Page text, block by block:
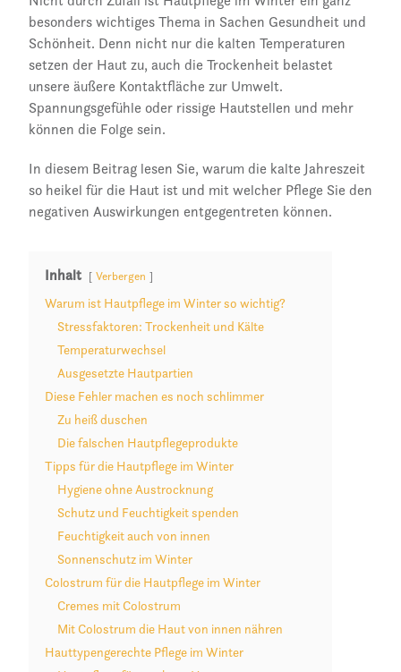
besonders wichtiges Thema in Sachen Gesundheit und
Schönheit. Denn nicht nur die kalten Temperaturen
setzen der Haut zu, auch die Trockenheit belastet
unsere äußere Kontaktfläche zur Umwelt.
Spannungsgefühle oder rissige Hautstellen und mehr
können die Folge sein.
In diesem Beitrag lesen Sie, warum die kalte Jahreszeit
so heikel für die Haut ist und mit welcher Pflege Sie den
negativen Auswirkungen entgegentreten können.
Inhalt Verbergen
Warum ist Hautpflege im Winter so wichtig?
Stressfaktoren: Trockenheit und Kälte
Temperaturwechsel
Ausgesetzte Hautpartien
Diese Fehler machen es noch schlimmer
Zu heiß duschen
Die falschen Hautpflegeprodukte
Tipps für die Hautpflege im Winter
Hygiene ohne Austrocknung
Schutz und Feuchtigkeit spenden
Feuchtigkeit auch von innen
Sonnenschutz im Winter
Colostrum für die Hautpflege im Winter
Cremes mit Colostrum
Mit Colostrum die Haut von innen nähren
Hauttypengerechte Pflege im Winter